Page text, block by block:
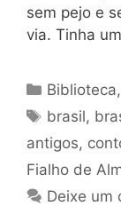
sem pejo e
via. Tinha
Categorias
Biblioteca,
Tags
brasil,
antigos,
Fialho de
Deixe um